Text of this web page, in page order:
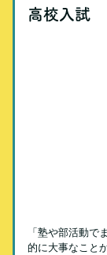
高校入試
「塾や部活動で
的に大事なこと